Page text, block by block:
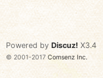
Powered by Discuz! X3.4
© 2001-2017 Comsenz Inc.